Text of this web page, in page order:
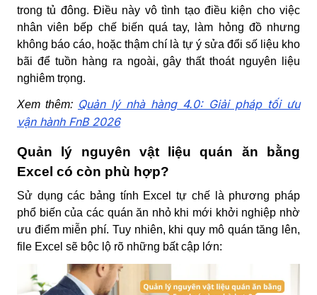
trong tủ đông. Điều này vô tình tạo điều kiện cho việc
nhân viên bếp chế biến quá tay, làm hỏng đồ nhưng
không báo cáo, hoặc thậm chí là tự ý sửa đổi số liệu kho
bãi để tuồn hàng ra ngoài, gây thất thoát nguyên liệu
nghiêm trọng.
Xem thêm: Quản lý nhà hàng 4.0: Giải pháp tối ưu
vận hành FnB 2026
Quản lý nguyên vật liệu quán ăn bằng
Excel có còn phù hợp?
Sử dụng các bảng tính Excel tự chế là phương pháp
phổ biến của các quán ăn nhỏ khi mới khởi nghiệp nhờ
ưu điểm miễn phí. Tuy nhiên, khi quy mô quán tăng lên,
file Excel sẽ bộc lộ rõ những bất cập lớn: